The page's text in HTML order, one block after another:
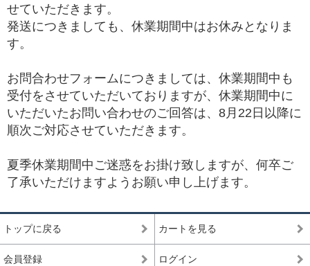
せていただきます。
発送につきましても、休業期間中はお休みとなりま
す。
お問合わせフォームにつきましては、休業期間中も
受付をさせていただいておりますが、休業期間中に
いただいたお問い合わせのご回答は、8月22日以降に
順次ご対応させていただきます。
夏季休業期間中ご迷惑をお掛け致しますが、何卒ご
了承いただけますようお願い申し上げます。
トップに戻る カートを見る
会員登録 ログイン